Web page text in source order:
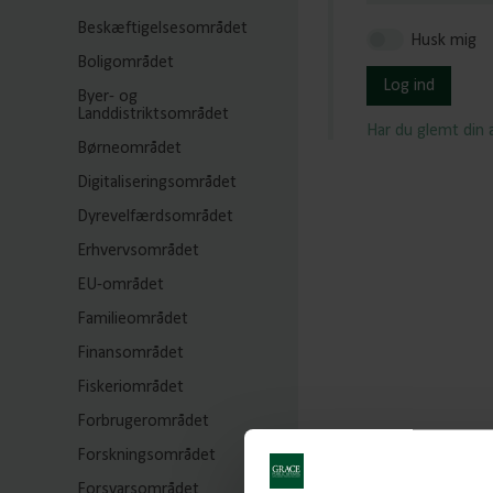
Beskæftigelsesområdet
Boligområdet
Byer- og
Landdistriktsområdet
Børneområdet
Digitaliseringsområdet
Dyrevelfærdsområdet
Erhvervsområdet
EU-området
Familieområdet
Finansområdet
Fiskeriområdet
Forbrugerområdet
Forskningsområdet
Husk mig
Log ind
Har du glemt din